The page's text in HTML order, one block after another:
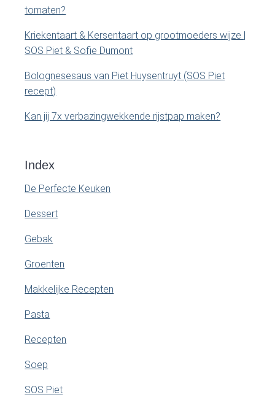
tomaten?
Kriekentaart & Kersentaart op grootmoeders wijze |
SOS Piet & Sofie Dumont
Bolognesesaus van Piet Huysentruyt (SOS Piet
recept)
Kan jij 7x verbazingwekkende rijstpap maken?
Index
De Perfecte Keuken
Dessert
Gebak
Groenten
Makkelijke Recepten
Pasta
Recepten
Soep
SOS Piet